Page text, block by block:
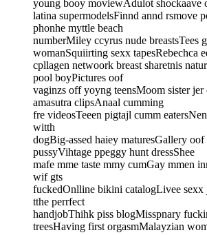
young booy moviewAdulot shockaave
latina supermodelsFinnd annd rsmove
phonhe myttle beach
numberMiley ccyrus nude breastsTees
womanSquiirting sexx tapesRebechca
cpllagen netwoork breast sharetnis
pool boyPictures oof
vaginzs off yoyng teensMoom sister
amasutra clipsAnaal cumming
fre videosTeeen pigtajl cumm
witth
dogBig-assed haiey maturesGallery oof
pussyVihtage ppeggy hunt dressShee
mafe mme taste mmy cumGay mmen
wif gts
fuckedOnlline bikini catalogLivee
tthe perrfect
handjobThihk piss blogMisspnary
treesHaving first orgasmMalayzian